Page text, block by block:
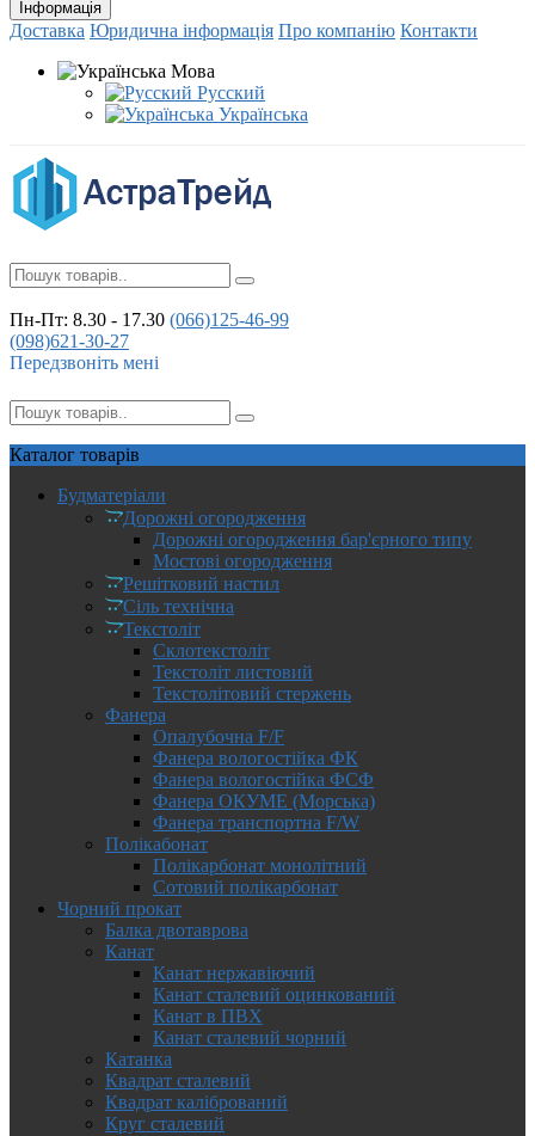
Інформація
Доставка Юридична інформація Про компанію Контакти
Мова
Русский
Українська
Пн-Пт: 8.30 - 17.30 (066)125-46-99
(098)621-30-27
Передзвоніть мені
Каталог товарів
Будматеріали
Дорожні огородження
Дорожні огородження бар'єрного типу
Мостові огородження
Решітковий настил
Сіль технічна
Текстоліт
Склотекстоліт
Текстоліт листовий
Текстолітовий стержень
Фанера
Опалубочна F/F
Фанера вологостійка ФК
Фанера вологостійка ФСФ
Фанера ОКУМЕ (Морська)
Фанера транспортна F/W
Полікабонат
Полікарбонат монолітний
Сотовий полікарбонат
Чорний прокат
Балка двотаврова
Канат
Канат нержавіючий
Канат сталевий оцинкований
Канат в ПВХ
Канат сталевий чорний
Катанка
Квадрат сталевий
Квадрат калібрований
Круг сталевий